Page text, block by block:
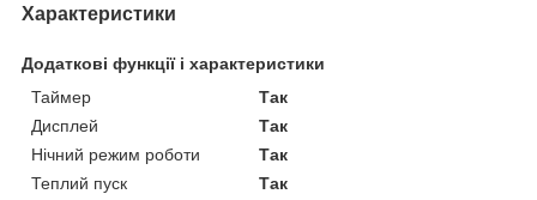
Характеристики
Додаткові функції і характеристики
Таймер
Так
Дисплей
Так
Нічний режим роботи
Так
Теплий пуск
Так